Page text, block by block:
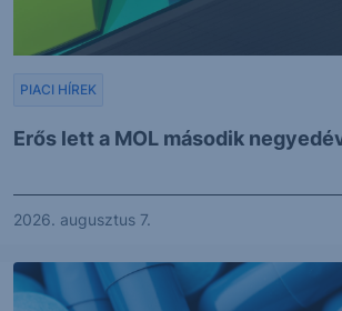
Erős lett a MOL második
PIACI HÍREK
2026. augusztus 7.